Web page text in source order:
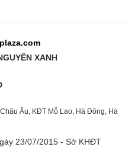
XANH
Âu, KĐT Mỗ Lao, Hà Đông, Hà
23/07/2015 - Sở KHĐT